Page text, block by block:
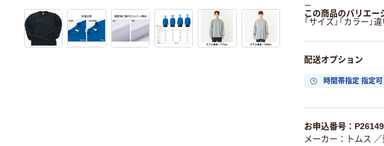
ー
この商品のバリエー
「サイズ」「カラー」
配送オプション
時間帯指定 指定可
お申込番号：
メーカー：トムス